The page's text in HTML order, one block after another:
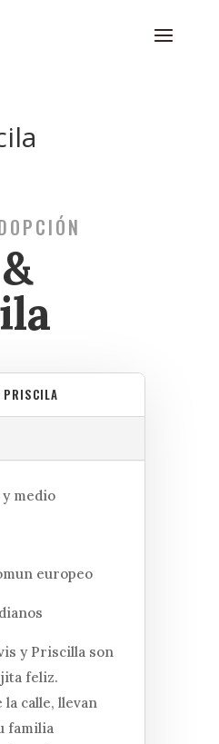
PRISCILA
y medio
europeo
y Priscilla son
feliz.
la calle, llevan
familia